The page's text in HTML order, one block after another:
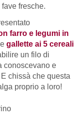
fresche.
farro e legumi in
e gallette ai 5 cereali
un filo di
conoscevano e
chissà che questa
proprio a loro!